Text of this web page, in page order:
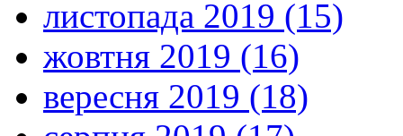
листопада 2019 (15)
жовтня 2019 (16)
вересня 2019 (18)